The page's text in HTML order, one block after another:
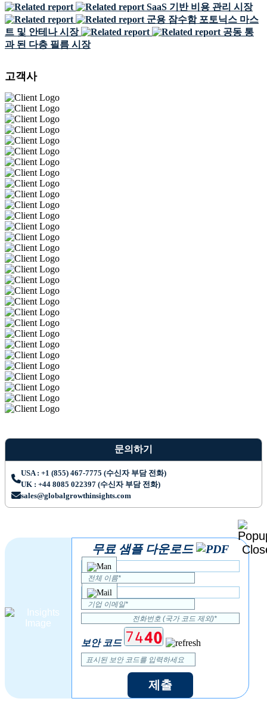
SaaS 기반 비용 관리 시장
군용 잠수함 포토닉스 마스
트 및 안테나 시장
공동 통
과 된 다층 필름 시장
고객사
문의하기
USA : +1 (855) 467-7775 (수신자 부담 전화)
UK : +44 8085 022397 (수신자 부담 전화)
sales@globalgrowthinsights.com
무료 샘플 다운로드
보안 코드
제출